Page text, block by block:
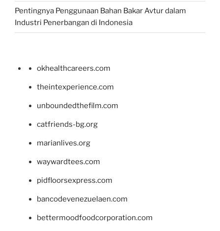
Pentingnya Penggunaan Bahan Bakar Avtur dalam
Industri Penerbangan di Indonesia
okhealthcareers.com
theintexperience.com
unboundedthefilm.com
catfriends-bg.org
marianlives.org
waywardtees.com
pidfloorsexpress.com
bancodevenezuelaen.com
bettermoodfoodcorporation.com